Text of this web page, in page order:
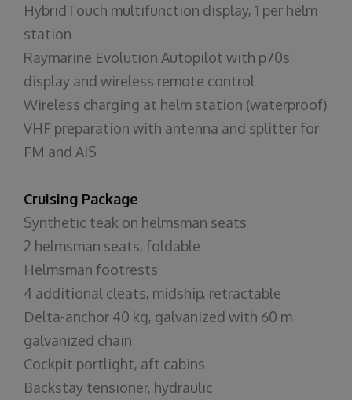
HybridTouch multifunction display, 1 per helm
station
Raymarine Evolution Autopilot with p70s
display and wireless remote control
Wireless charging at helm station (waterproof)
VHF preparation with antenna and splitter for
FM and AIS
Cruising Package
Synthetic teak on helmsman seats
2 helmsman seats, foldable
Helmsman footrests
4 additional cleats, midship, retractable
Delta-anchor 40 kg, galvanized with 60 m
galvanized chain
Cockpit portlight, aft cabins
Backstay tensioner, hydraulic